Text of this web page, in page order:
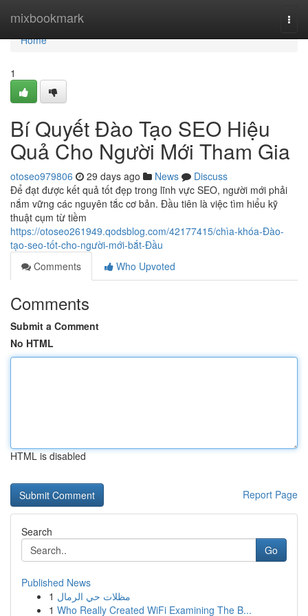
mixbookmark
Home
Home
1
Bí Quyết Đào Tạo SEO Hiệu
Quả Cho Người Mới Tham Gia
otoseo979806 29 days ago News
Discuss
Để đạt được kết quả tốt đẹp trong lĩnh vực SEO, người mới phải
nắm vững các nguyên tắc cơ bản. Đầu tiên là việc tìm hiểu kỹ
thuật cụm từ tiềm
https://otoseo261949.qodsblog.com/42177415/chìa-khóa-Đào-
tạo-seo-tốt-cho-người-mới-bắt-Đầu
Comments
Who Upvoted
Comments
Submit a Comment
No HTML
HTML is disabled
Report Page
Search
Go
Published News
1 مظلات حي الرمال
1 Who Really Created WiFi Examining The B...